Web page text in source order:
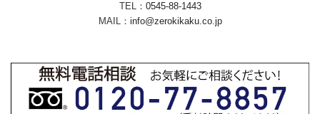
TEL： 0545-88-1443
MAIL： info@zerokikaku.co.jp